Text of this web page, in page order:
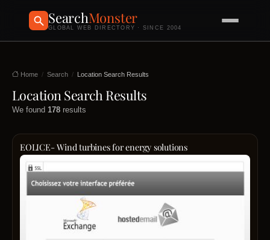
SearchMonster
GLOBAL WEB DIRECTORY · SINCE 2004
Home Search Location Search Results
Location Search Results
We found 178 results
EOLICE- Wind turbines for energy solutions